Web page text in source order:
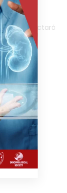
se contactará
digital,
diagnóstico
detección de
de
evaluación
tratamientos
otoscopia,
de la audición,